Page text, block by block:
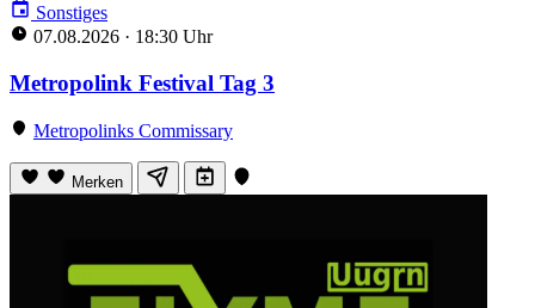
Sonstiges
07.08.2026 · 18:30 Uhr
Metropolink Festival Tag 3
Metropolinks Commissary
Merken